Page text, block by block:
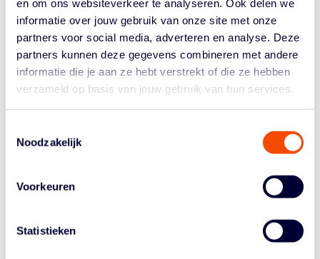
en om ons websiteverkeer te analyseren. Ook delen we
informatie over jouw gebruik van onze site met onze
partners voor social media, adverteren en analyse. Deze
partners kunnen deze gegevens combineren met andere
informatie die je aan ze hebt verstrekt of die ze hebben
verzameld op basis van jouw gebruik van hun services.
Noodzakelijk
Voorkeuren
Statistieken
LEES MEER
SPORTCULTUUR